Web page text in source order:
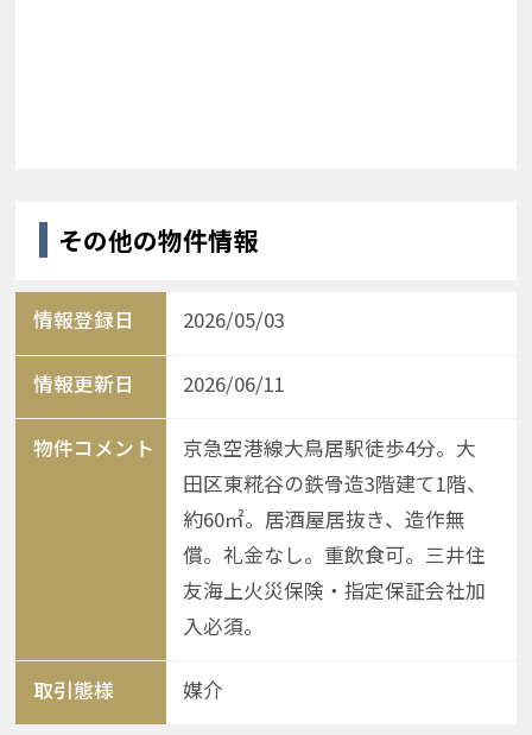
その他の物件情報
情報登録日 2026/05/03
情報更新日 2026/06/11
物件コメント
京急空港線大鳥居駅徒歩4分。大
田区東糀谷の鉄骨造3階建て1階、
約60㎡。居酒屋居抜き、造作無
償。礼金なし。重飲食可。三井住
友海上火災保険・指定保証会社加
入必須。
取引態様 媒介